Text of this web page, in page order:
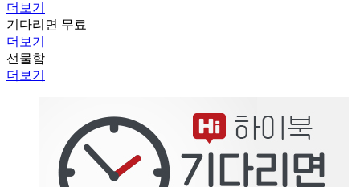
더보기
기다리면 무료
더보기
선물함
더보기